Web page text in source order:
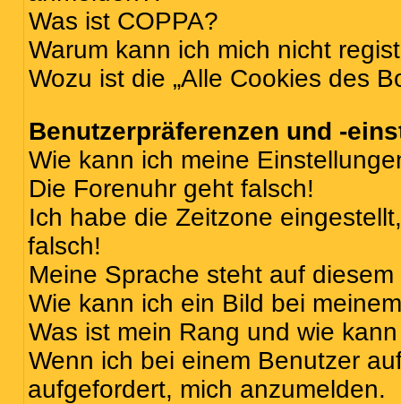
Was ist COPPA?
Warum kann ich mich nicht
Wozu ist die „Alle Cookies des
Benutzerpräferenzen und -
Wie kann ich meine
Die Forenuhr geht falsch!
Ich habe die Zeitzone
falsch!
Meine Sprache steht auf
Wie kann ich ein Bild bei
Was ist mein Rang und wie
Wenn ich bei einem Benutzer
aufgefordert, mich anzumelden.